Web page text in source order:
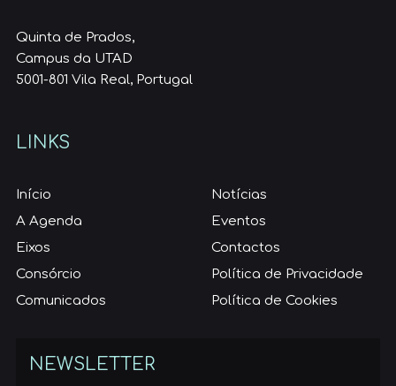
Quinta de Prados,
Campus da UTAD
5001-801 Vila Real, Portugal
LINKS
Início
A Agenda
Eixos
Consórcio
Comunicados
Notícias
Eventos
Contactos
Política de Privacidade
Política de Cookies
NEWSLETTER